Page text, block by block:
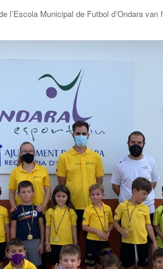
l’Escola Municipal de Futbol d’Ondara